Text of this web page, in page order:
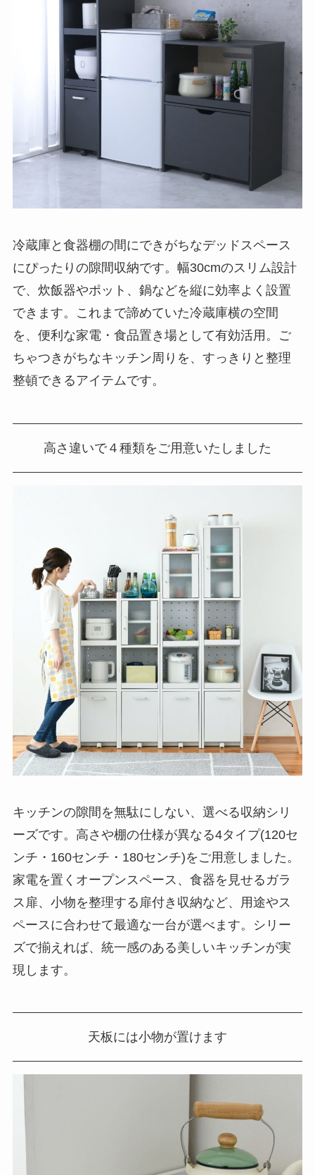
冷蔵庫と食器棚の間にできがちなデッドスペース
にぴったりの隙間収納です。幅30cmのスリム設計
で、炊飯器やポット、鍋などを縦に効率よく設置
できます。これまで諦めていた冷蔵庫横の空間
を、便利な家電・食品置き場として有効活用。ご
ちゃつきがちなキッチン周りを、すっきりと整理
整頓できるアイテムです。
高さ違いで４種類をご用意いたしました
キッチンの隙間を無駄にしない、選べる収納シリ
ーズです。高さや棚の仕様が異なる4タイプ(120セ
ンチ・160センチ・180センチ)をご用意しました。
家電を置くオープンスペース、食器を見せるガラ
ス扉、小物を整理する扉付き収納など、用途やス
ペースに合わせて最適な一台が選べます。シリー
ズで揃えれば、統一感のある美しいキッチンが実
現します。
天板には小物が置けます